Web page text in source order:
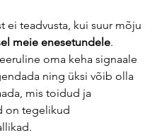
ei teadvusta, kui suur mõju
meie enesetundele.
oma keha signaale
ning üksi võib olla
mis toidud ja
on tegelikud